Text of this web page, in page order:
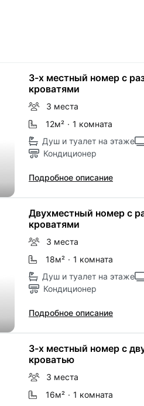
3-х местный номер с
кроватями
3 места
12м² · 1 комната
Душ и туалет на этаже
Кондиционер
Подробное описание
Двухместный номер с
кроватями
3 места
18м² · 1 комната
Душ и туалет на этаже
Кондиционер
Подробное описание
3-х местный номер с
кроватью
3 места
16м² · 1 комната